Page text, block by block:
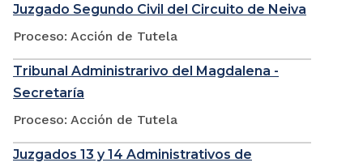
Juzgado Segundo Civil del Circuito de Neiva
Proceso: Acción de Tutela
Tribunal Administrarivo del Magdalena -
Secretaría
Proceso: Acción de Tutela
Juzgados 13 y 14 Administrativos de